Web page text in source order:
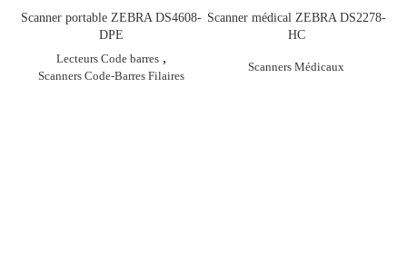
Scanner portable ZEBRA DS4608-
DPE
Lecteurs Code barres,
Scanners Code-Barres Filaires
Scanner médical ZEBRA DS2278-
HC
Scanners Médicaux